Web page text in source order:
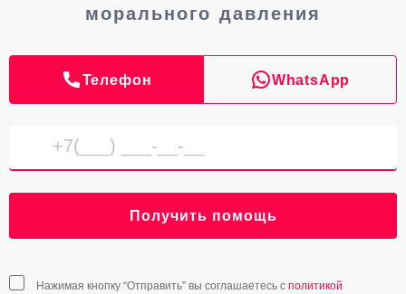
морального давления
Телефон WhatsApp
Получить помощь
Нажимая кнопку “Отправить” вы соглашаетесь с политикой